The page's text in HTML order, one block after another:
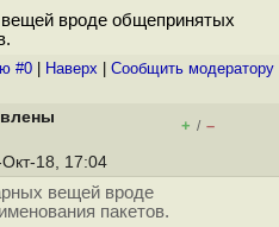
вроде общепринятых
#0 Наверх Cообщить модератору
+ / –
18, 17:04
вещей вроде
пакетов.